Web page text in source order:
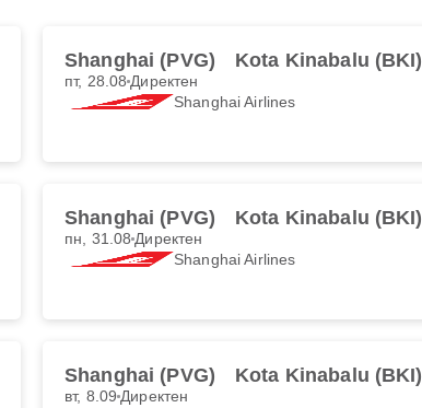
Shanghai (PVG) Kota Kinabalu (BKI)
пт, 28.08 Директен
Shanghai Airlines
Shanghai (PVG) Kota Kinabalu (BKI)
пн, 31.08 Директен
Shanghai Airlines
Shanghai (PVG) Kota Kinabalu (BKI)
вт, 8.09 Директен